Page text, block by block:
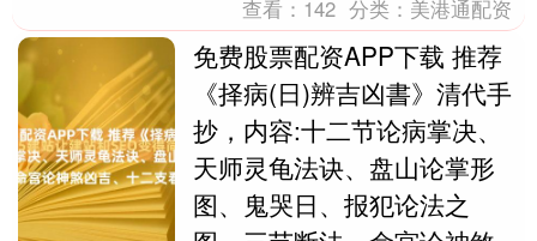
查看： 142 分类： 美港通配资
免费股票配资APP下载 推荐
《择病(日)辨吉凶書》清代手
抄，内容:十二节论病掌决、
天师灵龟法诀、盘山论掌形
图、鬼哭日、报犯论法之